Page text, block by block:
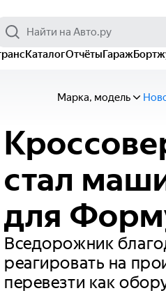
КаталогОтчётыГараж
Марка, модель
стал
для
Вседорожник
реагировать на
перевезти как